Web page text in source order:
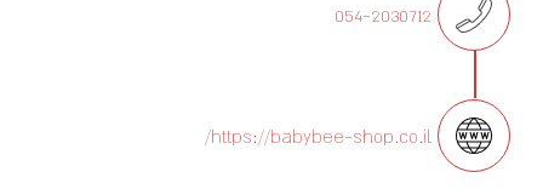
054-2030712
https://babybee-shop.co.il/